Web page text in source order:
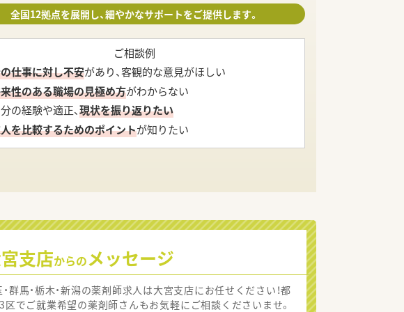
全国12拠点を展開し、細やかなサポートをご提供します。
ご相談例
仕事に対し不安があり、客観的な意見がほしい
性のある職場の見極め方がわからない
の経験や適正、現状を振り返りたい
を比較するためのポイントが知りたい
支店からのメッセージ
群馬・栃木・新潟の薬剤師求人は大宮支店にお任せください！都
区でご就業希望の薬剤師さんもお気軽にご相談くださいませ。